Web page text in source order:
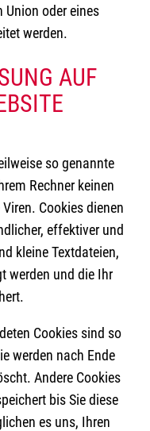
Union oder eines
werden.
AUF
so genannte
Rechner keinen
Cookies dienen
effektiver und
kleine Textdateien,
werden und die Ihr
Cookies sind so
werden nach Ende
Andere Cookies
bis Sie diese
es uns, Ihren